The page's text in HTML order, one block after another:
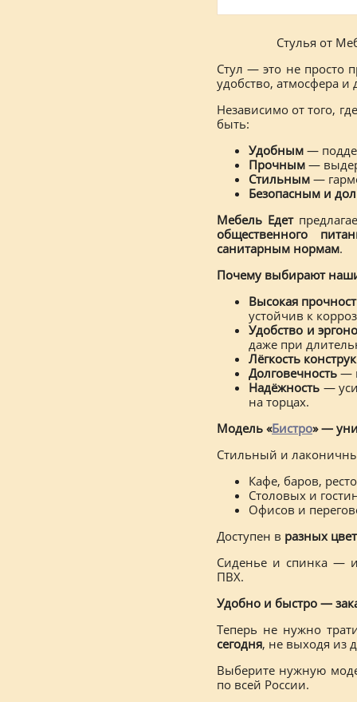
Стулья от
Стул — это не просто
удобство, атмосфера и
Независимо от того,
быть:
Удобным —
Прочным —
Стильным —
Безопасным и
Мебель Едет
общественного
санитарным нормам.
Почему выбирают
Высокая
устойчив к
Удобство и
даже при
Лёгкость
Долговечность —
Надёжность —
на торцах.
Модель «Бистро» —
Стильный и
Кафе, баров,
Столовых и
Офисов и
Доступен в разных
Сиденье и спинка —
ПВХ.
Удобно и быстро —
Теперь не нужно
сегодня, не выходя из
Выберите нужную
по всей России.